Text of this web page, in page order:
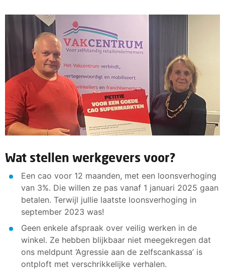
Wat stellen werkgevers voor?
Een cao voor 12 maanden, met een loonsverhoging
van 3%. Die willen ze pas vanaf 1 januari 2025 gaan
betalen. Terwijl jullie laatste loonsverhoging in
september 2023 was!
Geen enkele afspraak over veilig werken in de
winkel. Ze hebben blijkbaar niet meegekregen dat
ons meldpunt ‘Agressie aan de zelfscankassa’ is
ontploft met verschrikkelijke verhalen.